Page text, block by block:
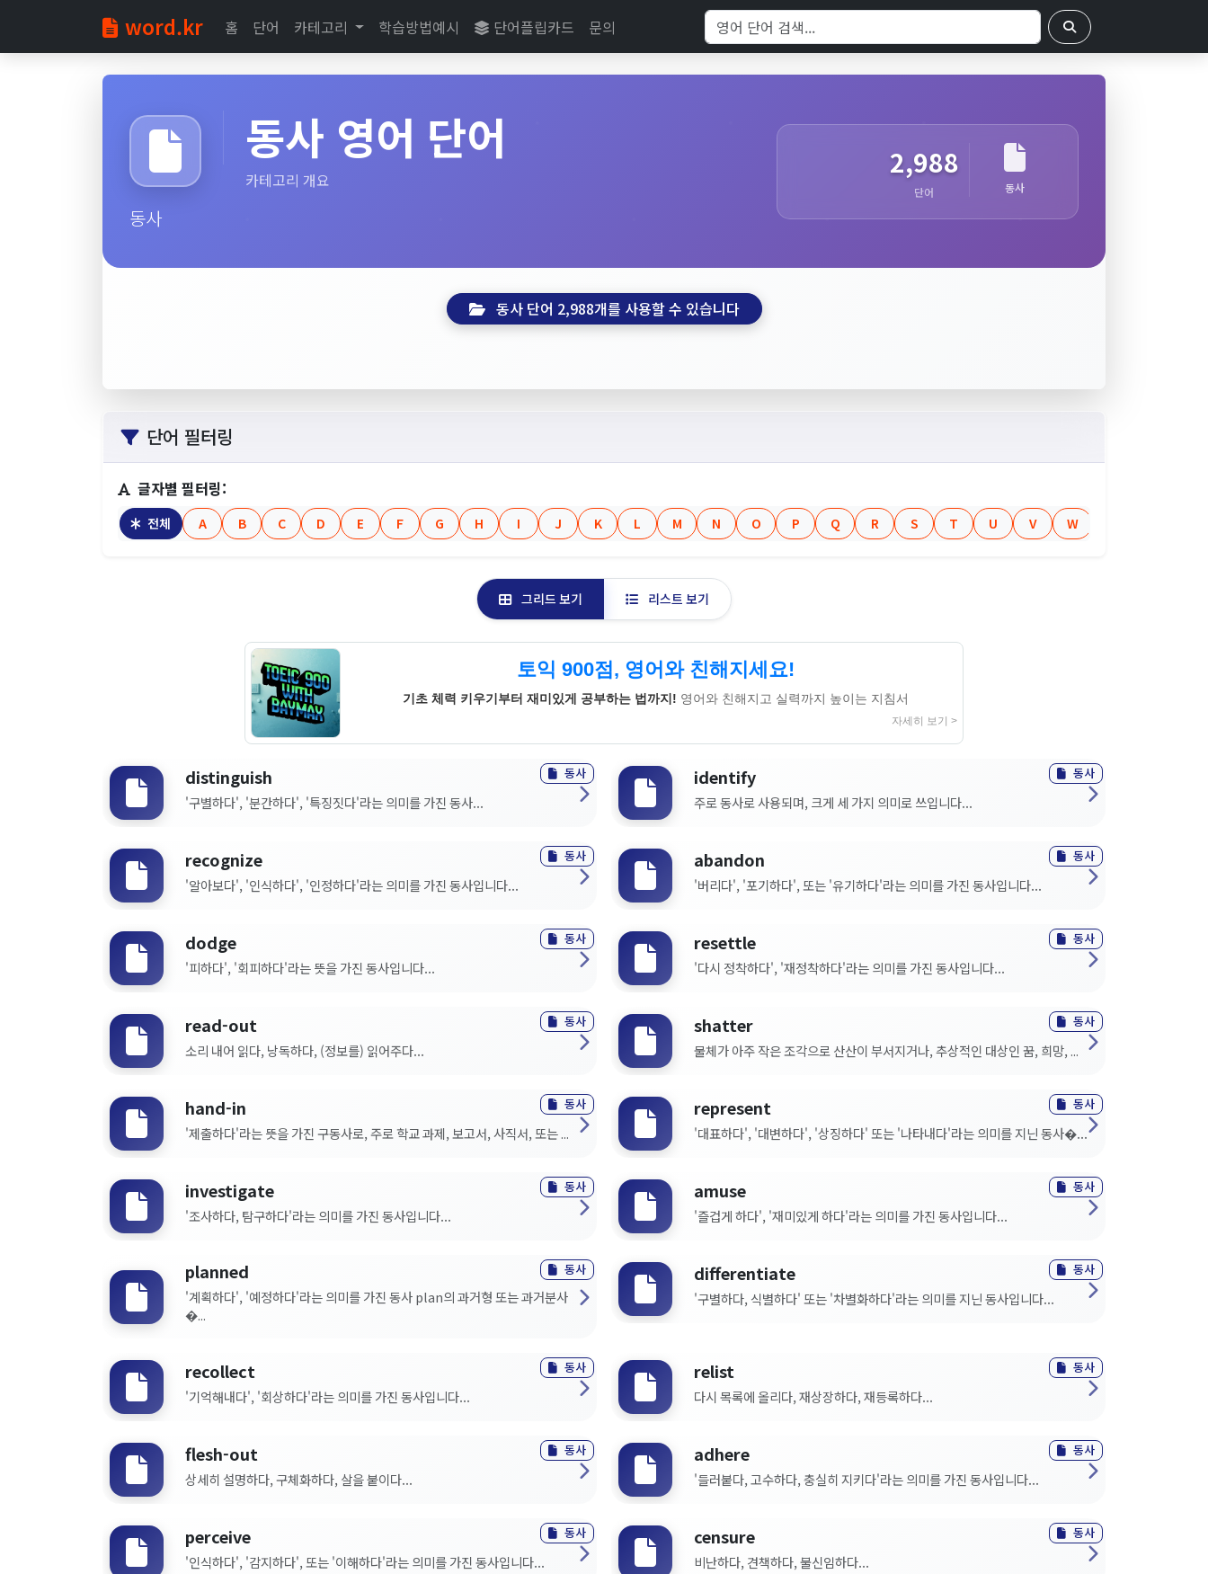
word.kr 홈 단어 카테고리 학습방법예시 단어플립카드 문의
동사 영어 단어
카테고리 개요
동사
2,988
단어 동사
동사 단어 2,988개를 사용할 수 있습니다
단어 필터링
글자별 필터링:
전체 A B C D E F G H I J K L M N O P Q R S T U V W
그리드 보기 리스트 보기
토익 900점, 영어와 친해지세요!
기초 체력 키우기부터 재미있게 공부하는 법까지! 영어와 친해지고 실력까지 높이는 지침서
자세히 보기 >
distinguish
'구별하다', '분간하다', '특징짓다'라는 의미를 가진 동사...
동사 identify
주로 동사로 사용되며, 크게 세 가지 의미로 쓰입니다...
동사
recognize
'알아보다', '인식하다', '인정하다'라는 의미를 가진 동사입니다...
동사 abandon
'버리다', '포기하다', 또는 '유기하다'라는 의미를 가진 동사입니다...
동사
dodge
'피하다', '회피하다'라는 뜻을 가진 동사입니다...
동사 resettle
'다시 정착하다', '재정착하다'라는 의미를 가진 동사입니다...
동사
read-out
소리 내어 읽다, 낭독하다, (정보를) 읽어주다...
동사 shatter
물체가 아주 작은 조각으로 산산이 부서지거나, 추상적인 대상인 꿈, 희망, ...
동사
hand-in
'제출하다'라는 뜻을 가진 구동사로, 주로 학교 과제, 보고서, 사직서, 또는 ...
동사 represent
'대표하다', '대변하다', '상징하다' 또는 '나타내다'라는 의미를 지닌 동사�...
동사
investigate
'조사하다, 탐구하다'라는 의미를 가진 동사입니다...
동사 amuse
'즐겁게 하다', '재미있게 하다'라는 의미를 가진 동사입니다...
동사
planned
'계획하다', '예정하다'라는 의미를 가진 동사 plan의 과거형 또는 과거분사
�...
동사 differentiate
'구별하다, 식별하다' 또는 '차별화하다'라는 의미를 지닌 동사입니다...
동사
recollect
'기억해내다', '회상하다'라는 의미를 가진 동사입니다...
동사 relist
다시 목록에 올리다, 재상장하다, 재등록하다...
동사
flesh-out
상세히 설명하다, 구체화하다, 살을 붙이다...
동사 adhere
'들러붙다, 고수하다, 충실히 지키다'라는 의미를 가진 동사입니다...
동사
perceive
'인식하다', '감지하다', 또는 '이해하다'라는 의미를 가진 동사입니다...
동사 censure
비난하다, 견책하다, 불신임하다...
동사